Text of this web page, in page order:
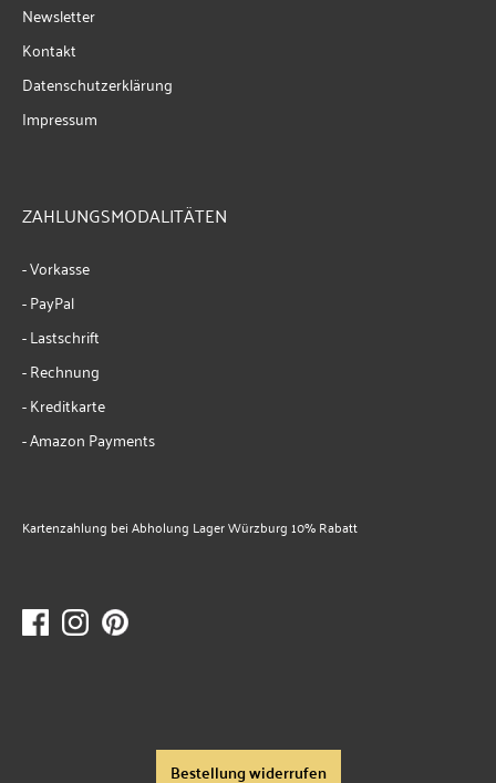
Newsletter
Kontakt
Datenschutzerklärung
Impressum
ZAHLUNGSMODALITÄTEN
- Vorkasse
- PayPal
- Lastschrift
- Rechnung
- Kreditkarte
- Amazon Payments
Kartenzahlung bei Abholung Lager Würzburg 10% Rabatt
Bestellung widerrufen